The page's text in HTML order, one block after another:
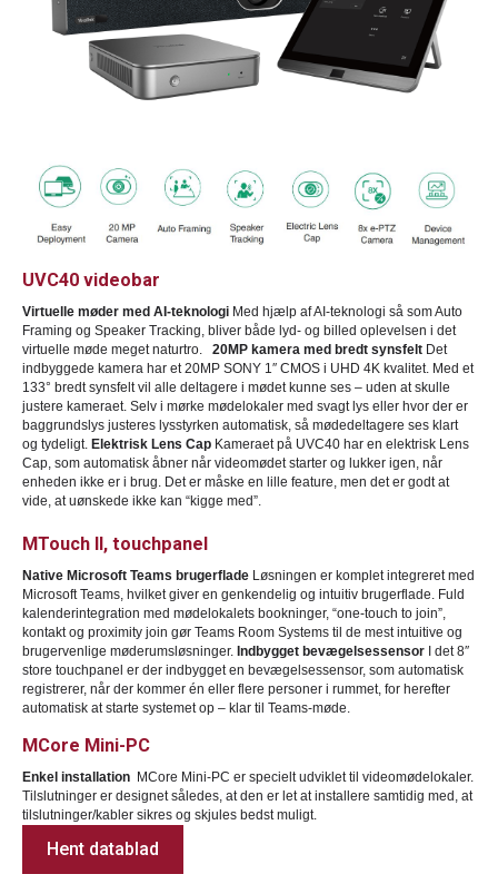
UVC40 videobar
Virtuelle møder med AI-teknologi Med hjælp af AI-teknologi så som Auto
Framing og Speaker Tracking, bliver både lyd- og billed oplevelsen i det
virtuelle møde meget naturtro.20MP kamera med bredt synsfelt Det
indbyggede kamera har et 20MP SONY 1″ CMOS i UHD 4K kvalitet. Med et
133° bredt synsfelt vil alle deltagere i mødet kunne ses – uden at skulle
justere kameraet. Selv i mørke mødelokaler med svagt lys eller hvor der er
baggrundslys justeres lysstyrken automatisk, så mødedeltagere ses klart
og tydeligt. Elektrisk Lens Cap Kameraet på UVC40 har en elektrisk Lens
Cap, som automatisk åbner når videomødet starter og lukker igen, når
enheden ikke er i brug. Det er måske en lille feature, men det er godt at
vide, at uønskede ikke kan “kigge med”.
MTouch II, touchpanel
Native Microsoft Teams brugerflade Løsningen er komplet integreret med
Microsoft Teams, hvilket giver en genkendelig og intuitiv brugerflade. Fuld
kalenderintegration med mødelokalets bookninger, “one-touch to join”,
kontakt og proximity join gør Teams Room Systems til de mest intuitive og
brugervenlige møderumsløsninger.Indbygget bevægelsessensor I det 8″
store touchpanel er der indbygget en bevægelsessensor, som automatisk
registrerer, når der kommer én eller flere personer i rummet, for herefter
automatisk at starte systemet op – klar til Teams-møde.
MCore Mini-PC
Enkel installation MCore Mini-PC er specielt udviklet til videomødelokaler.
Tilslutninger er designet således, at den er let at installere samtidig med, at
tilslutninger/kabler sikres og skjules bedst muligt.
Hent datablad